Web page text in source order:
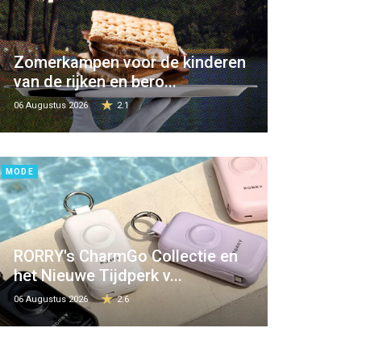
Zomerkampen voor de kinderen
van de rijken en bero...
06 Augustus 2026 2.1
MODE
RORRY's CharmGo Collectie en
het Nieuwe Tijdperk v...
06 Augustus 2026 2.6